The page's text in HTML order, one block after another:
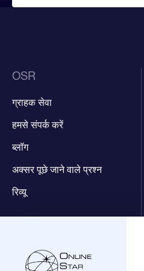
OSR
ग्राहक सेवा
हमसे संपर्क करें
ब्लॉग
अक्सर पूछे जाने वाले प्रश्न
रिव्यू